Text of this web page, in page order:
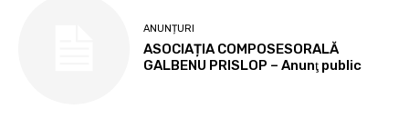
ANUNȚURI
ASOCIAȚIA COMPOSESORALĂ
GALBENU PRISLOP – Anunţ public